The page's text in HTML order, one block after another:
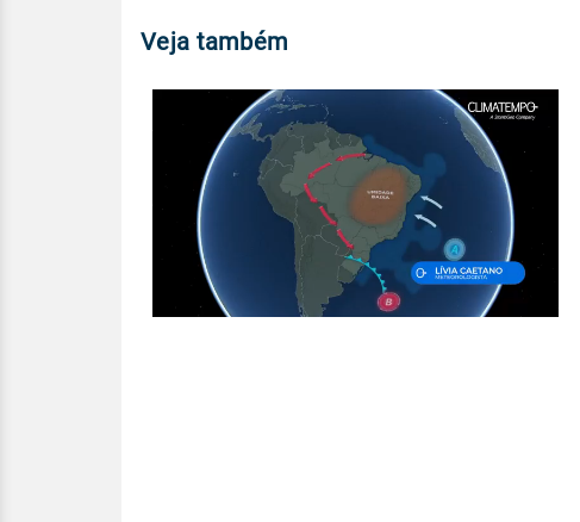
Veja também